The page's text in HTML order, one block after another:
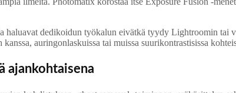
haluavat dedikoidun työkalun eivätkä tyydy Lightroomin
auringonlaskuissa tai muissa suurikontrastisissa
ajankohtaisena